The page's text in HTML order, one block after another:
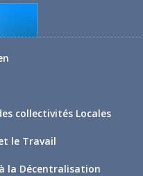
collectivités Locales
le Travail
la Décentralisation